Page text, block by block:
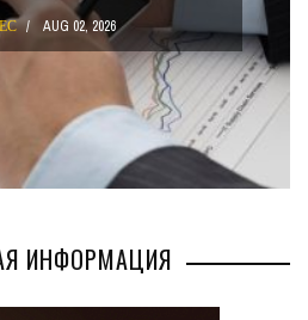
БИЗНЕС JUL 29, 2026
ИНФОРМАЦИЯ